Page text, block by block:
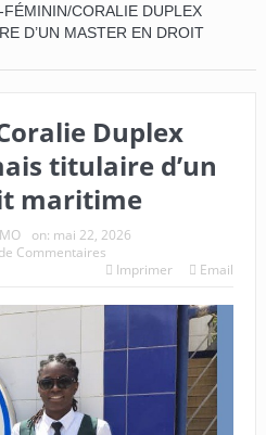
FÉMININ/CORALIE DUPLEX
D’UN MASTER EN DROIT
Duplex
titulaire d’un
maritime
on: mai 22, 2026
Commentaires
Imprimer
Email